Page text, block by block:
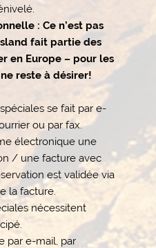
: Ce n’est pas
fait partie des
en Europe – pour les
reste à désirer!
se fait par e-
ou par fax.
électronique une
/ une facture avec
est validée via
la facture.
nécessitent
par e-mail, par